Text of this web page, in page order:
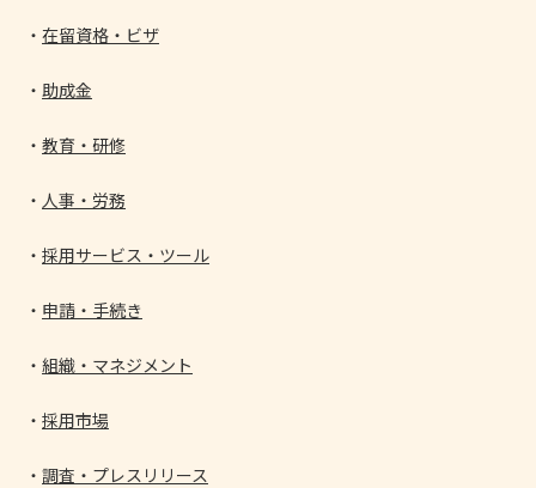
在留資格・ビザ
助成金
教育・研修
人事・労務
採用サービス・ツール
申請・手続き
組織・マネジメント
採用市場
調査・プレスリリース